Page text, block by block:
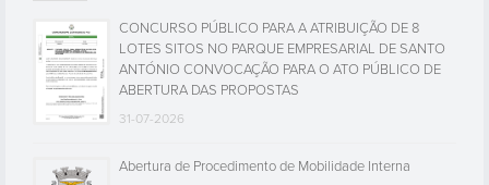
CONCURSO PÚBLICO PARA A ATRIBUIÇÃO DE 8
LOTES SITOS NO PARQUE EMPRESARIAL DE SANTO
ANTÓNIO CONVOCAÇÃO PARA O ATO PÚBLICO DE
ABERTURA DAS PROPOSTAS
31-07-2026
Abertura de Procedimento de Mobilidade Interna